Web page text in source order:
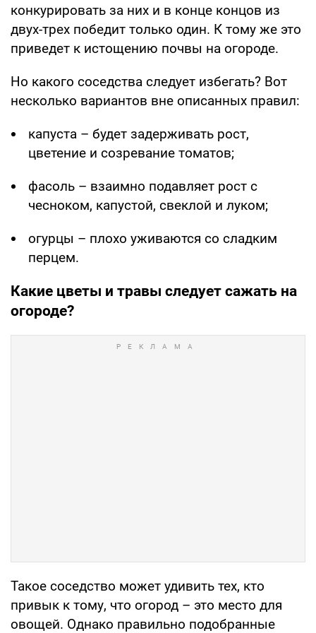
конкурировать за них и в конце концов из
двух-трех победит только один. К тому же это
приведет к истощению почвы на огороде.
Но какого соседства следует избегать? Вот
несколько вариантов вне описанных правил:
капуста – будет задерживать рост,
цветение и созревание томатов;
фасоль – взаимно подавляет рост с
чесноком, капустой, свеклой и луком;
огурцы – плохо уживаются со сладким
перцем.
Какие цветы и травы следует сажать на
огороде?
Такое соседство может удивить тех, кто
привык к тому, что огород – это место для
овощей. Однако правильно подобранные